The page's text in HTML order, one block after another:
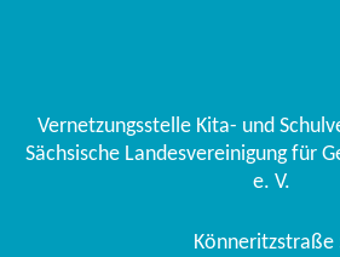
Vernetzungsstelle Kita- und
Sächsische Landesvereinigung für
e. V.
Könneritzstraße